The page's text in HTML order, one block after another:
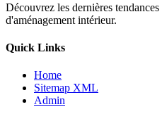
Découvrez les dernières
d'aménagement intérieur.
Quick Links
Home
Sitemap XML
Admin